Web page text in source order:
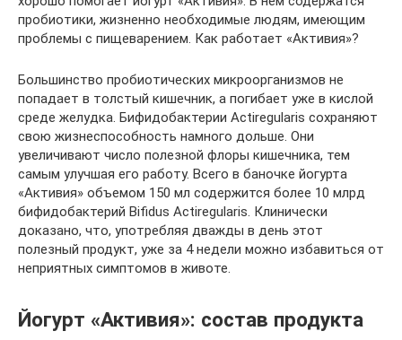
пробиотики, жизненно необходимые людям, имеющим
проблемы с пищеварением. Как работает «Активия»?
Большинство пробиотических микроорганизмов не
попадает в толстый кишечник, а погибает уже в кислой
среде желудка. Бифидобактерии Actiregularis сохраняют
свою жизнеспособность намного дольше. Они
увеличивают число полезной флоры кишечника, тем
самым улучшая его работу. Всего в баночке йогурта
«Активия» объемом 150 мл содержится более 10 млрд
бифидобактерий Bifidus Actiregularis. Клинически
доказано, что, употребляя дважды в день этот
полезный продукт, уже за 4 недели можно избавиться от
неприятных симптомов в животе.
Йогурт «Активия»: состав продукта